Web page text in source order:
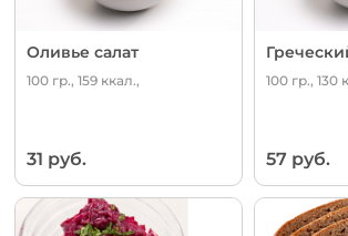
Оливье салат
100 гр., 159 ккал.,
31 руб.
100 гр., 130
57 руб.